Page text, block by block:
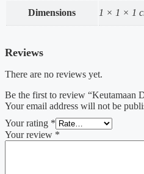
Dimensions 1 × 1 × 1
Reviews
There are no reviews yet.
Be the first to review “Keutamaan
Your email address will not be
Your rating *
Your review *